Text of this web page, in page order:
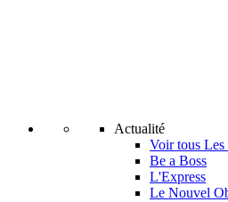
Actualité
Voir tous
Be a Boss
L'Express
Le Nouvel